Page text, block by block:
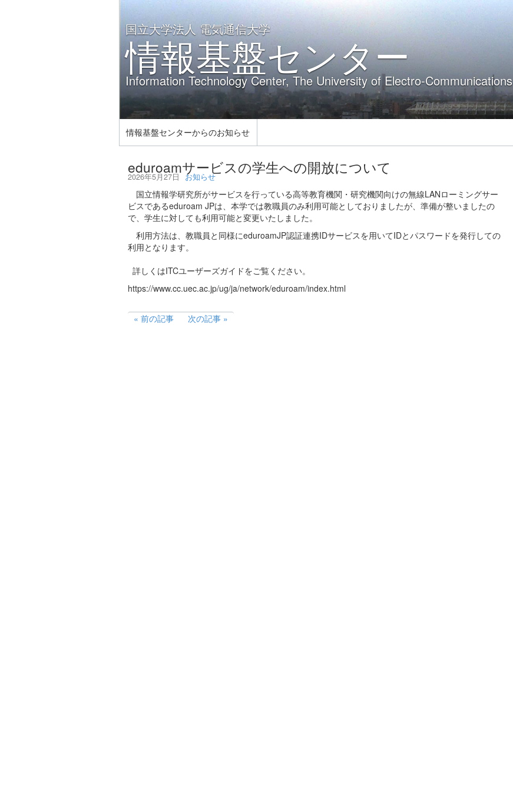
国立大学法人 電気通信大学
情報基盤センター
Information Technology Center, The University of Electro-Communications
情報基盤センターからのお知らせ
eduroamサービスの学生への開放について
2026年5月27日 お知らせ
国立情報学研究所がサービスを行っている高等教育機関・研究機関向けの無線LANローミングサー
ビスであるeduroam JPは、本学では教職員のみ利用可能としておりましたが、準備が整いましたの
で、学生に対しても利用可能と変更いたしました。
利用方法は、教職員と同様にeduroamJP認証連携IDサービスを用いてIDとパスワードを発行しての
利用となります。
詳しくはITCユーザーズガイドをご覧ください。
https://www.cc.uec.ac.jp/ug/ja/network/eduroam/index.html
前の記事 次の記事